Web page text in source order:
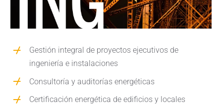
Gestión integral de proyectos ejecutivos de
ingeniería e instalaciones
Consultoría y auditorías energéticas
Certificación energética de edificios y locales